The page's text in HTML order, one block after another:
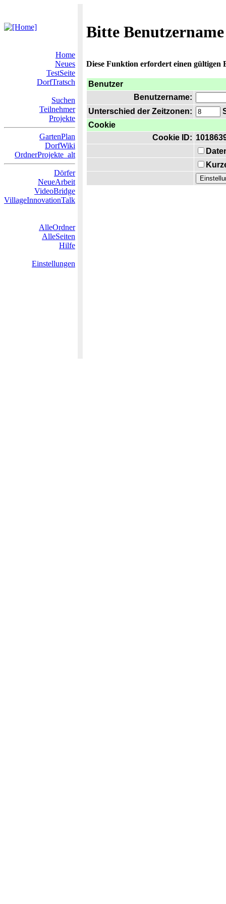
Bitte
Home
Neues
TestSeite
DorfTratsch
Suchen
Teilnehmer
Projekte
GartenPlan
DorfWiki
OrdnerProjekte_alt
Dörfer
NeueArbeit
VideoBridge
VillageInnovationTalk
AlleOrdner
AlleSeiten
Hilfe
Einstellungen
Diese Funktion erfordert einen gültigen
Benutzer
Benutzername:
Unterschied der Zeitzonen:
Cookie
Cookie ID: